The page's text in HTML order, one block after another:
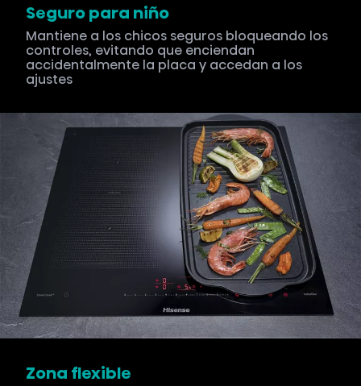
Seguro para niño
Mantiene a los chicos seguros bloqueando los
controles, evitando que enciendan
accidentalmente la placa y accedan a los
ajustes
Zona flexible